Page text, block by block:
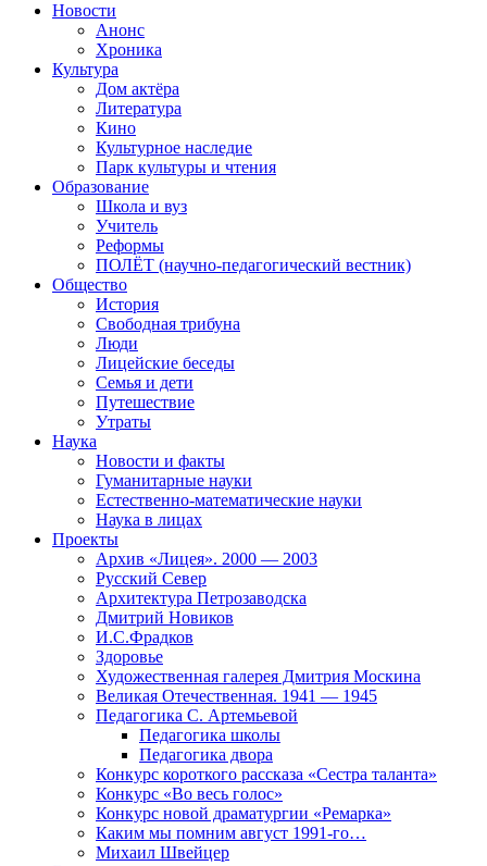
Новости
Анонс
Хроника
Культура
Дом актёра
Литература
Кино
Культурное наследие
Парк культуры и чтения
Образование
Школа и вуз
Учитель
Реформы
ПОЛЁТ (научно-педагогический вестник)
Общество
История
Свободная трибуна
Люди
Лицейские беседы
Семья и дети
Путешествие
Утраты
Наука
Новости и факты
Гуманитарные науки
Естественно-математические науки
Наука в лицах
Проекты
Архив «Лицея». 2000 — 2003
Русский Север
Архитектура Петрозаводска
Дмитрий Новиков
И.С.Фрадков
Здоровье
Художественная галерея Дмитрия Москина
Великая Отечественная. 1941 — 1945
Педагогика С. Артемьевой
Педагогика школы
Педагогика двора
Конкурс короткого рассказа «Сестра таланта»
Конкурс «Во весь голос»
Конкурс новой драматургии «Ремарка»
Каким мы помним август 1991-го…
Михаил Швейцер